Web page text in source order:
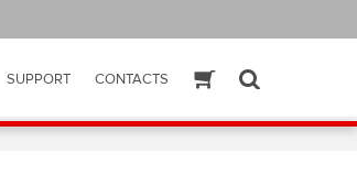
SUPPORT CONTACTSESHOP